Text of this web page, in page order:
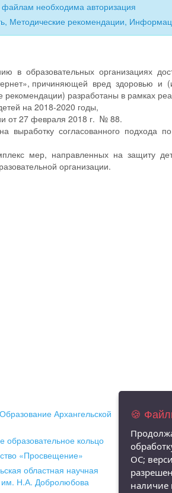
файлам необходима авторизация
Методические рекомендации,
в образовательных организациях
причиняющей вред здоровью и
разработаны в рамках
на 2018-2020 годы,
от 27 февраля 2018 г. № 88.
согласованного подхода по
мер, направленных на защиту
организации.
🍪
ОС;
наличие